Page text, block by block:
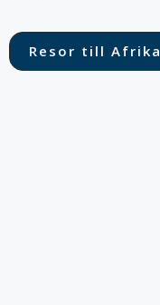
Resor till Afrika